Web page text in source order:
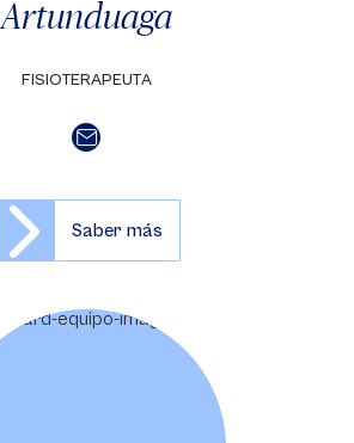
Artunduaga
FISIOTERAPEUTA
Saber más